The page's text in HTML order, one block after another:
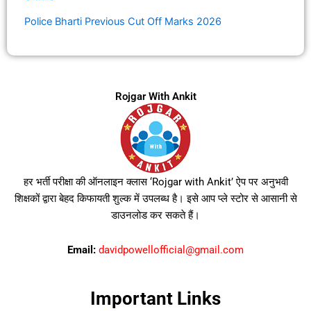
Police Bharti Previous Cut Off Marks 2026
Rojgar With Ankit
हर भर्ती परीक्षा की ऑनलाइन क्लास ‘Rojgar with Ankit’ ऐप पर अनुभवी
शिक्षकों द्वारा बेहद किफायती शुल्क में उपलब्ध है। इसे आप प्ले स्टोर से आसानी से
डाउनलोड कर सकते हैं।
Email: davidpowellofficial@gmail.com
Important Links